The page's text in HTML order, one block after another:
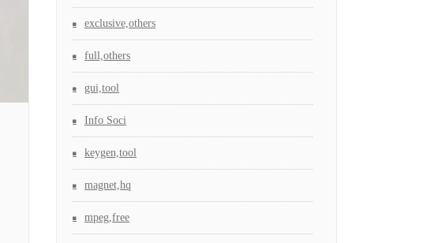
exclusive,others
full,others
gui,tool
Info Soci
keygen,tool
magnet,hq
mpeg,free